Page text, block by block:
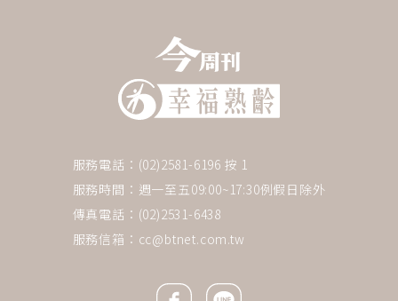
服務電話：(02)2581-6196 按 1
服務時間：週一至五09:00~17:30例假日除外
傳真電話：(02)2531-6438
服務信箱： cc@btnet.com.tw
Facebook icon
Line icon